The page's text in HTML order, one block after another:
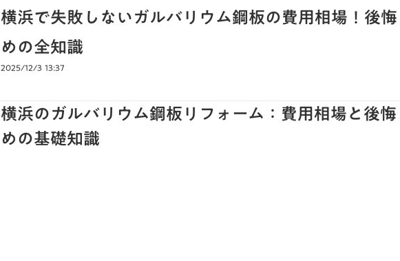
横浜で失敗しないガルバリウム鋼板の費用相場！後
めの全知識
2025/12/3 13:37
横浜のガルバリウム鋼板リフォーム：費用相場と後
めの基礎知識